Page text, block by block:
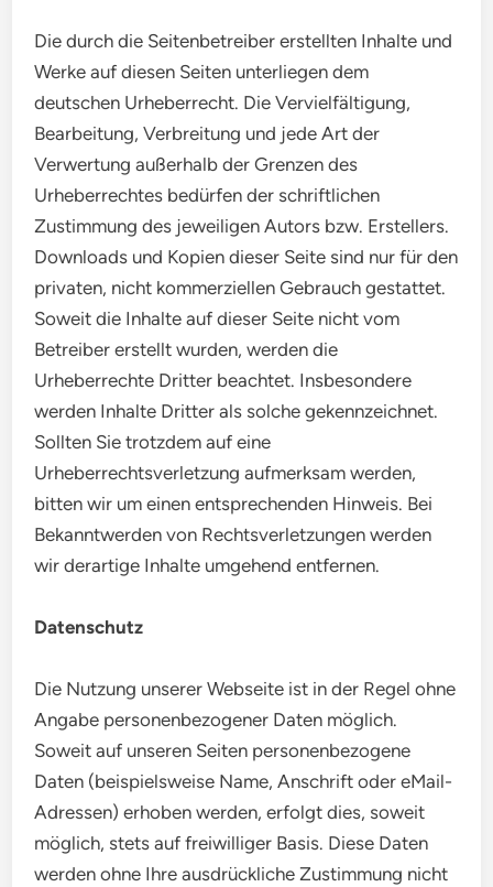
Die durch die Seitenbetreiber erstellten Inhalte und
Werke auf diesen Seiten unterliegen dem
deutschen Urheberrecht. Die Vervielfältigung,
Bearbeitung, Verbreitung und jede Art der
Verwertung außerhalb der Grenzen des
Urheberrechtes bedürfen der schriftlichen
Zustimmung des jeweiligen Autors bzw. Erstellers.
Downloads und Kopien dieser Seite sind nur für den
privaten, nicht kommerziellen Gebrauch gestattet.
Soweit die Inhalte auf dieser Seite nicht vom
Betreiber erstellt wurden, werden die
Urheberrechte Dritter beachtet. Insbesondere
werden Inhalte Dritter als solche gekennzeichnet.
Sollten Sie trotzdem auf eine
Urheberrechtsverletzung aufmerksam werden,
bitten wir um einen entsprechenden Hinweis. Bei
Bekanntwerden von Rechtsverletzungen werden
wir derartige Inhalte umgehend entfernen.
Datenschutz
Die Nutzung unserer Webseite ist in der Regel ohne
Angabe personenbezogener Daten möglich.
Soweit auf unseren Seiten personenbezogene
Daten (beispielsweise Name, Anschrift oder eMail-
Adressen) erhoben werden, erfolgt dies, soweit
möglich, stets auf freiwilliger Basis. Diese Daten
werden ohne Ihre ausdrückliche Zustimmung nicht